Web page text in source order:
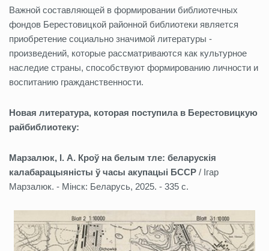
Важной составляющей в формировании библиотечных
фондов Берестовицкой районной библиотеки является
приобретение социально значимой литературы -
произведений, которые рассматриваются как культурное
наследие страны, способствуют формированию личности и
воспитанию гражданственности.
Новая литература, которая поступила в Берестовицкую
райбиблиотеку:
Марзалюк, І. А. Кроў на белым тле: беларускія
калабарацыяністы ў часы акупацыі БССР / Ігар
Марзалюк. - Мінск: Беларусь, 2025. - 335 с.